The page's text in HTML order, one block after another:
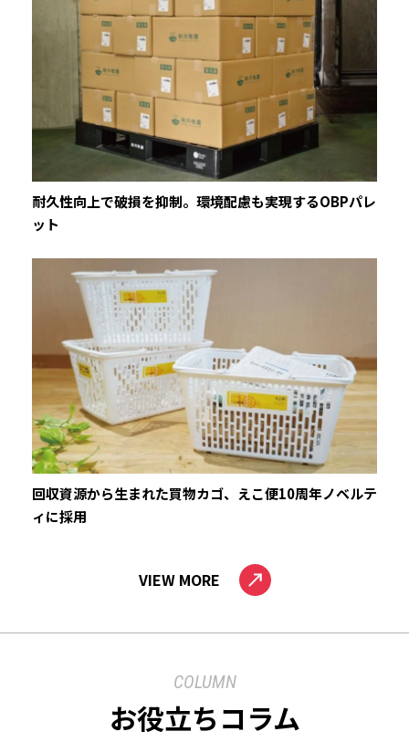
耐久性向上で破損を抑制。環境配慮も実現するOBPパレ
ット
回収資源から生まれた買物カゴ、えこ便10周年ノベルテ
ィに採用
VIEW MORE
COLUMN
お役立ちコラム